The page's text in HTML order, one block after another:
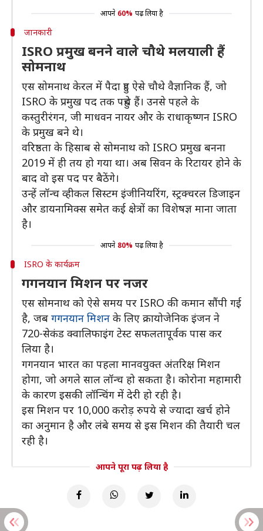
आपने 60% पढ़ लिया है
जानकारी
ISRO प्रमुख बनने वाले चौथे मलयाली हैं
सोमनाथ
एस सोमनाथ केरल में पैदा हुए ऐसे चौथे वैज्ञानिक हैं, जो
ISRO के प्रमुख पद तक पहुंचे हैं। उनसे पहले के
कस्तुरीरंगन, जी माधवन नायर और के राधाकृष्णन ISRO
के प्रमुख बने थे।
वरिष्ठता के हिसाब से सोमनाथ को ISRO प्रमुख बनना
2019 में ही तय हो गया था। अब सिवन के रिटायर होने के
बाद वो इस पद पर बैठेंगे।
उन्हें लॉन्च व्हीकल सिस्टम इंजीनियरिंग, स्ट्रक्चरल डिजाइन
और डायनामिक्स समेत कई क्षेत्रों का विशेषज्ञ माना जाता
है।
आपने 80% पढ़ लिया है
ISRO के कार्यक्रम
गगनयान मिशन पर नजर
एस सोमनाथ को ऐसे समय पर ISRO की कमान सौंपी गई
है, जब गगनयान मिशन के लिए क्रायोजेनिक इंजन ने
720-सेकंड क्वालिफाइंग टेस्ट सफलतापूर्वक पास कर
लिया है।
गगनयान भारत का पहला मानवयुक्त अंतरिक्ष मिशन
होगा, जो अगले साल लॉन्च हो सकता है। कोरोना महामारी
के कारण इसकी लॉन्चिंग में देरी हो रही है।
इस मिशन पर 10,000 करोड़ रुपये से ज्यादा खर्च होने
का अनुमान है और लंबे समय से इस मिशन की तैयारी चल
रही है।
आपने पूरा पढ़ लिया है